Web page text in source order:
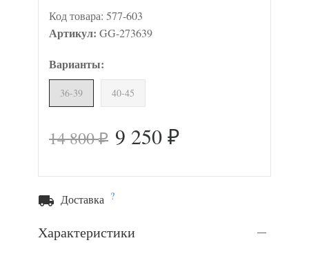
Код товара: 577-603
Артикул: GG-273639
Варианты:
36-39 40-45
14 800₽ 9 250 ₽
Доставка ?
Характеристики